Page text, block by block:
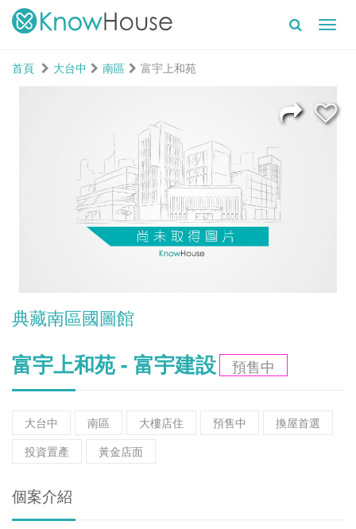
首頁
大台中 南區 富宇上和苑
典藏南區國圖館
富宇上和苑 - 富宇建設 預售中
大台中 南區 大樓店住 預售中
換屋首選
投資置產
黃金店面
個案介紹